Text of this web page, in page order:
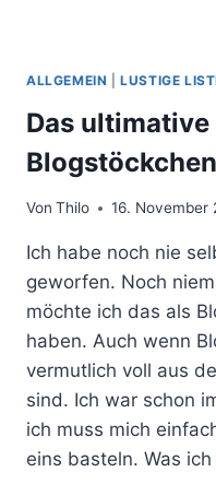
ALLGEMEIN |LUSTIGE
Das
Von Thilo 16. November
Ich habe noch nie
geworfen. Noch
möchte ich das als
haben. Auch wenn
vermutlich voll aus
sind. Ich war schon
ich muss mich
eins basteln. Was